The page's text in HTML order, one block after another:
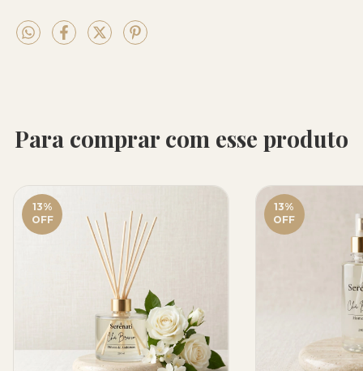
Para comprar com esse produto
13%
OFF
13%
OFF